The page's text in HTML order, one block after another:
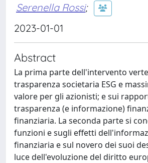
Serenella Rossi;
2023-01-01
Abstract
La prima parte dell'intervento
trasparenza societaria ESG e
valore per gli azionisti; e sui
trasparenza (e informazione)
finanziaria. La seconda parte si
funzioni e sugli effetti
finanziaria e sul novero dei suoi
luce dell'evoluzione del diritto